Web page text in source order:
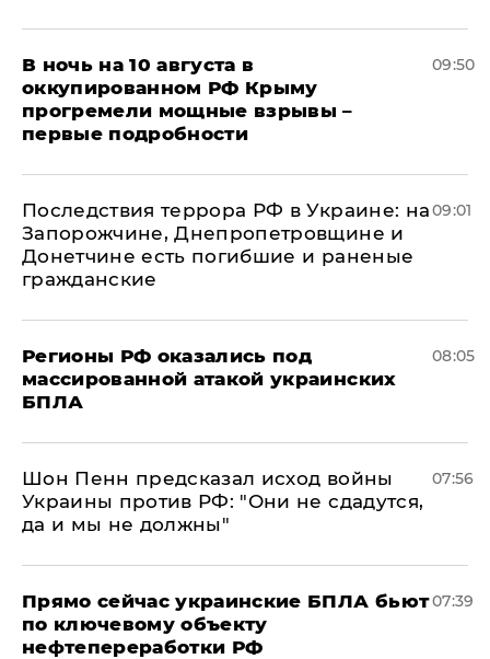
В ночь на 10 августа в
оккупированном РФ Крыму
прогремели мощные взрывы –
первые подробности
09:50
Последствия террора РФ в Украине: на
Запорожчине, Днепропетровщине и
Донетчине есть погибшие и раненые
гражданские
09:01
Регионы РФ оказались под
массированной атакой украинских
БПЛА
08:05
Шон Пенн предсказал исход войны
Украины против РФ: "Они не сдадутся,
да и мы не должны"
07:56
Прямо сейчас украинские БПЛА бьют
по ключевому объекту
нефтепереработки РФ
07:39